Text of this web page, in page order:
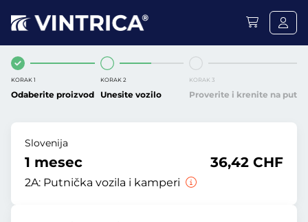
KORAK 1
Odaberite proizvod
KORAK 2
Unesite vozilo
KORAK 3
Proverite i krenite na put
Slovenija
1 mesec
2A: Putnička vozila i kamperi
36,42 CHF